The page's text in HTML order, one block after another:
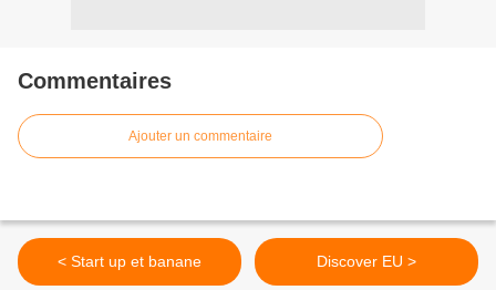
Commentaires
Ajouter un commentaire
< Start up et banane Discover EU >